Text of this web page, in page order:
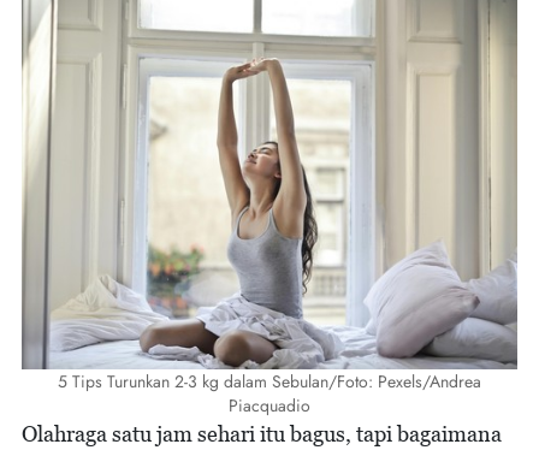
5 Tips Turunkan 2-3 kg dalam Sebulan/Foto: Pexels/Andrea
Piacquadio
Olahraga satu jam sehari itu bagus, tapi bagaimana